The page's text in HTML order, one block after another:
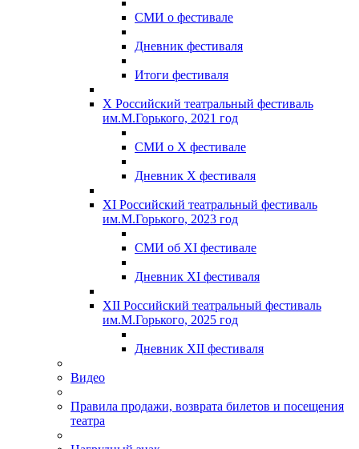
СМИ о фестивале
Дневник фестиваля
Итоги фестиваля
X Российский театральный фестиваль
им.М.Горького, 2021 год
СМИ о X фестивале
Дневник X фестиваля
XI Российский театральный фестиваль
им.М.Горького, 2023 год
СМИ об XI фестивале
Дневник XI фестиваля
XII Российский театральный фестиваль
им.М.Горького, 2025 год
Дневник XII фестиваля
Видео
Правила продажи, возврата билетов и посещения
театра